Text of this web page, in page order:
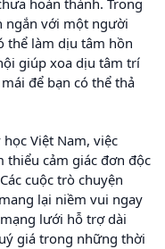
hoàn thành. Trong
ngắn với một người
thể làm dịu tâm hồn
giúp xoa dịu tâm trí
để bạn có thể thả
Việt Nam, việc
thiểu cảm giác đơn độc
cuộc trò chuyện
lại niềm vui ngay
lưới hỗ trợ dài
giá trong những thời